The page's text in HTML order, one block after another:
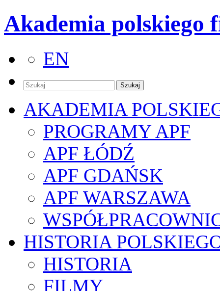
Akademia polskiego
EN
AKADEMIA
PROGRAMY APF
APF ŁÓDŹ
APF GDAŃSK
APF WARSZAWA
HISTORIA
HISTORIA
FILMY